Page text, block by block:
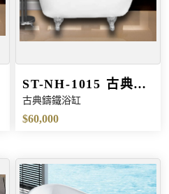
ST-NH-1015 古典鑄
鐵浴缸
古典鑄鐵浴缸
$60,000